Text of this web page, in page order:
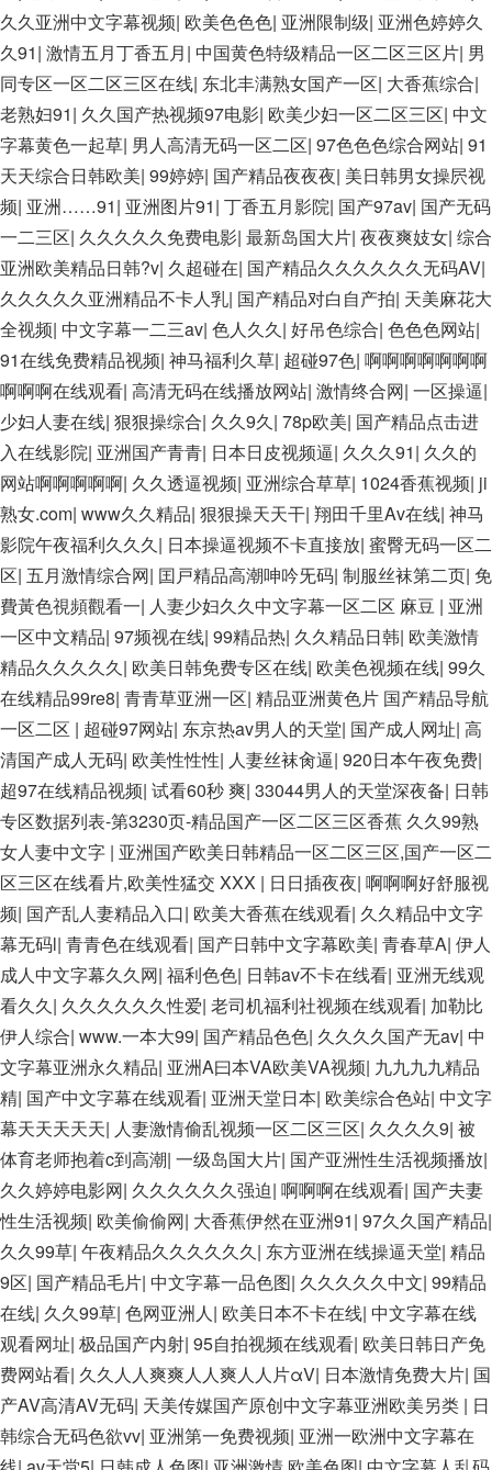
久久亚洲中文字幕视频| 欧美色色色| 亚洲限制级| 亚洲色婷婷久
久91| 激情五月丁香五月| 中国黄色特级精品一区二区三区片| 男
同专区一区二区三区在线| 东北丰满熟女国产一区| 大香蕉综合|
老熟妇91| 久久国产热视频97电影| 欧美少妇一区二区三区| 中文
字幕黄色一起草| 男人高清无码一区二区| 97色色色综合网站| 91
天天综合日韩欧美| 99婷婷| 国产精品夜夜夜| 美日韩男女操屄视
频| 亚洲……91| 亚洲图片91| 丁香五月影院| 国产97av| 国产无码
一二三区| 久久久久久免费电影| 最新岛国大片| 夜夜爽妓女| 综合
亚洲欧美精品日韩?v| 久超碰在| 国产精品久久久久久久无码AV|
久久久久久亚洲精品不卡人乳| 国产精品对白自产拍| 天美麻花大
全视频| 中文字幕一二三av| 色人久久| 好吊色综合| 色色色网站|
91在线免费精品视频| 神马福利久草| 超碰97色| 啊啊啊啊啊啊啊
啊啊啊在线观看| 高清无码在线播放网站| 激情终合网| 一区操逼|
少妇人妻在线| 狠狠操综合| 久久9久| 78p欧美| 国产精品点击进
入在线影院| 亚洲国产青青| 日本日皮视频逼| 久久久91| 久久的
网站啊啊啊啊啊| 久久透逼视频| 亚洲综合草草| 1024香蕉视频| ji
熟女.com| www久久精品| 狠狠操天天干| 翔田千里Av在线| 神马
影院午夜福利久久久| 日本操逼视频不卡直接放| 蜜臀无码一区二
区| 五月激情综合网| 囯戸精品高潮呻吟旡码| 制服丝袜第二页| 免
費黃色視頻觀看一| 人妻少妇久久中文字幕一区二区 麻豆 | 亚洲
一区中文精品| 97频视在线| 99精品热| 久久精品日韩| 欧美激情
精品久久久久久| 欧美日韩免费专区在线| 欧美色视频在线| 99久
在线精品99re8| 青青草亚洲一区| 精品亚洲黄色片 国产精品导航
一区二区 | 超碰97网站| 东京热av男人的天堂| 国产成人网址| 高
清国产成人无码| 欧美性性性| 人妻丝袜肏逼| 920日本午夜免费|
超97在线精品视频| 试看60秒 爽| 33044男人的天堂深夜备| 日韩
专区数据列表-第3230页-精品国产一区二区三区香蕉 久久99熟
女人妻中文字 | 亚洲国产欧美日韩精品一区二区三区,国产一区二
区三区在线看片,欧美性猛交 XXX | 日日插夜夜| 啊啊啊好舒服视
频| 国产乱人妻精品入口| 欧美大香蕉在线观看| 久久精品中文字
幕无码l| 青青色在线观看| 国产日韩中文字幕欧美| 青春草A| 伊人
成人中文字幕久久网| 福利色色| 日韩av不卡在线看| 亚洲无线观
看久久| 久久久久久久性爱| 老司机福利社视频在线观看| 加勒比
伊人综合| www.一本大99| 国产精品色色| 久久久久国产无av| 中
文字幕亚洲永久精品| 亚洲A曰本VA欧美VA视频| 九九九九精品
精| 国产中文字幕在线观看| 亚洲天堂日本| 欧美综合色站| 中文字
幕天天天天天| 人妻激情偷乱视频一区二区三区| 久久久久9| 被
体育老师抱着c到高潮| 一级岛国大片| 国产亚洲性生活视频播放|
久久婷婷电影网| 久久久久久久强迫| 啊啊啊在线观看| 国产夫妻
性生活视频| 欧美偷偷网| 大香蕉伊然在亚洲91| 97久久国产精品|
久久99草| 午夜精品久久久久久久| 东方亚洲在线操逼天堂| 精品
9区| 国产精品毛片| 中文字幕一品色图| 久久久久久中文| 99精品
在线| 久久99草| 色网亚洲人| 欧美日本不卡在线| 中文字幕在线
观看网址| 极品国产内射| 95自拍视频在线观看| 欧美日韩日产免
费网站看| 久久人人爽爽人人爽人人片αV| 日本激情免费大片| 国
产AV高清AV无码| 天美传媒国产原创中文字幕亚洲欧美另类 | 日
韩综合无码色欲vv| 亚洲第一免费视频| 亚洲一欧洲中文字幕在